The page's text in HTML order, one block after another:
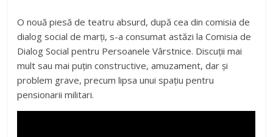
O nouă piesă de teatru absurd, după cea din comisia de
dialog social de marți, s-a consumat astăzi la Comisia de
Dialog Social pentru Persoanele Vârstnice. Discuții mai
mult sau mai puțin constructive, amuzament, dar și
problem grave, precum lipsa unui spațiu pentru
pensionarii militari.